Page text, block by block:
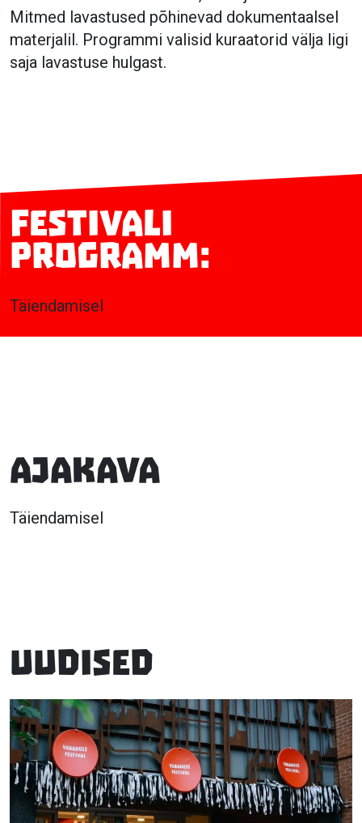
Mitmed lavastused põhinevad dokumentaalsel
materjalil. Programmi valisid kuraatorid välja ligi
saja lavastuse hulgast.
Festivali
programm:
Täiendamisel
AJAKAVA
Täiendamisel
Uudised